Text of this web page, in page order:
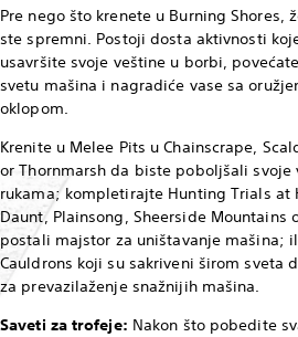
Pre nego što krenete u Burning Shores,
ste spremni. Postoji dosta aktivnosti
usavršite svoje veštine u borbi,
svetu mašina i nagradiće vase sa
oklopom.
Krenite u Melee Pits u Chainscrape,
or Thornmarsh da biste poboljšali
rukama; kompletirajte Hunting Trials at
Daunt, Plainsong, Sheerside Mountains
postali majstor za uništavanje mašina;
Cauldrons koji su sakriveni širom sveta
za prevazilaženje snažnijih mašina.
Saveti za trofeje: Nakon što pobedite